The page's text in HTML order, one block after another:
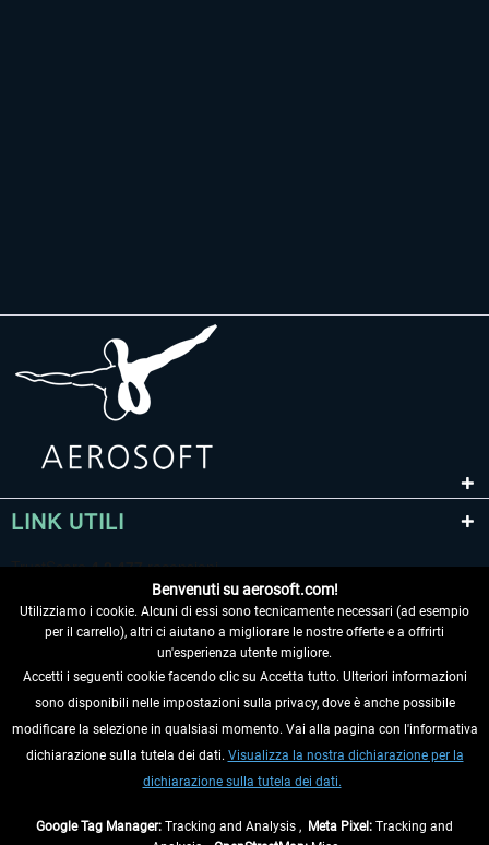
LINK UTILI
RECEDERE DAL CONTRATTO
INFORMAZIONI
Benvenuti su aerosoft.com!
Utilizziamo i cookie. Alcuni di essi sono tecnicamente necessari (ad esempio
per il carrello), altri ci aiutano a migliorare le nostre offerte e a offrirti
un'esperienza utente migliore.
Accetti i seguenti cookie facendo clic su Accetta tutto. Ulteriori informazioni
sono disponibili nelle impostazioni sulla privacy, dove è anche possibile
modificare la selezione in qualsiasi momento. Vai alla pagina con l'informativa
dichiarazione sulla tutela dei dati. Visualizza la nostra dichiarazione per la
dichiarazione sulla tutela dei dati.
Google Tag Manager: Tracking and Analysis , Meta Pixel: Tracking and